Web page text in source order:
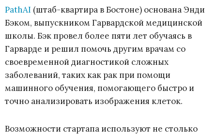
PathAI (штаб-квартира в Бостоне) основана Энди
Бэком, выпускником Гарвардской медицинской
школы. Бэк провел более пяти лет обучаясь в
Гарварде и решил помочь другим врачам со
своевременной диагностикой сложных
заболеваний, таких как рак при помощи
машинного обучения, помогающего быстро и
точно анализировать изображения клеток.
Возможности стартапа используют не столько